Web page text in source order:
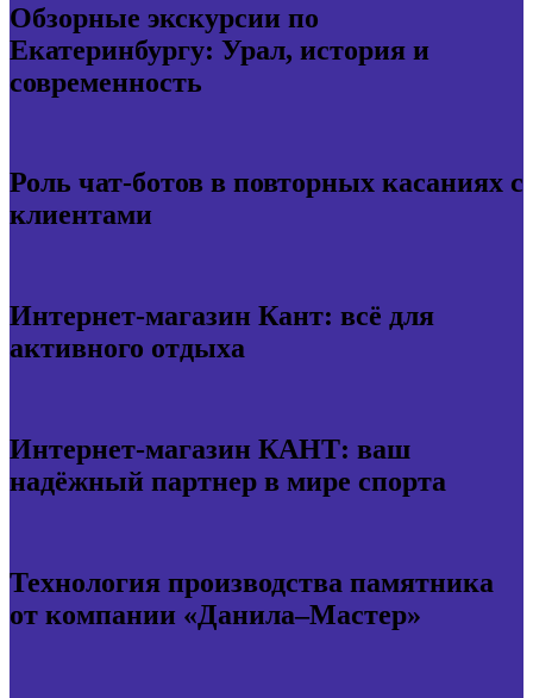
Обзорные экскурсии по
Екатеринбургу: Урал, история и
современность
Роль чат-ботов в повторных касаниях с
клиентами
Интернет-магазин Кант: всё для
активного отдыха
Интернет-магазин КАНТ: ваш
надёжный партнер в мире спорта
Технология производства памятника
от компании «Данила–Мастер»